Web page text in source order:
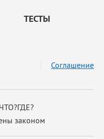
ТЕСТЫ
законом
Соглашение